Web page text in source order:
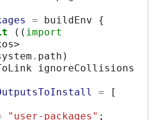
= buildEnv {
(( import
. path )
=
[
"user-packages" ;